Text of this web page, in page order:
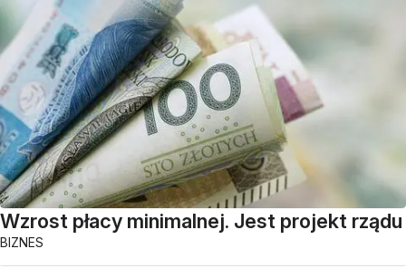
Wzrost płacy minimalnej. Jest projekt rządu
BIZNES